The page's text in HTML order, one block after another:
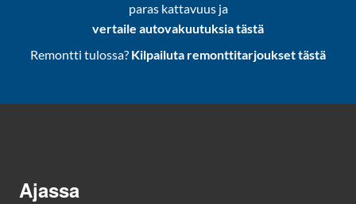
paras kattavuus ja
vertaile autovakuutuksia tästä
Remontti tulossa? Kilpailuta remonttitarjoukset tästä